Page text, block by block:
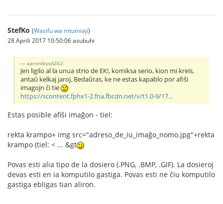
StefKo (Wasifu wa mtumiaji)
28 Aprili 2017 10:50:06 asubuhi
aaronibusAZ62:
Jen ligilo al la unua strio de EK!, komiksa serio, kion mi kreis,
antaŭ kelkaj jaroj. Bedaŭras, ke ne estas kapablo por afiŝi
imagojn ĉi tie
https://scontent.fphx1-2.fna.fbcdn.net/v/t1.0-9/17...
Estas posible afiŝi imaĝon - tiel:
rekta krampo+ img src="adreso_de_iu_imaĝo_nomo.jpg"+rekta
krampo (tiel: < ... &gt
Povas esti alia tipo de la dosiero (.PNG, .BMP, .GIF). La dosieroj
devas esti en ia komputilo gastiga. Povas esti ne ĉiu komputilo
gastiga ebligas tian aliron.